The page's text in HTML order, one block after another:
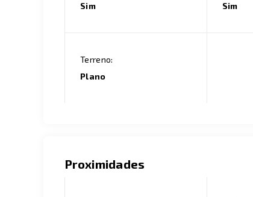
Sim
Sim
Terreno:
Plano
Proximidades